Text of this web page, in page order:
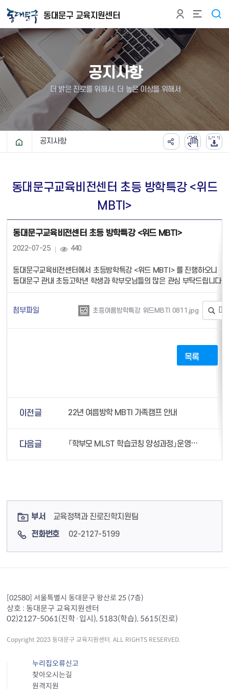
동대문구 교육지원센터
공지사항
더 밝은 진로를 위해서, 더 높은 이상을 위해서
공지사항
동대문구교육비전센터 초등 방학특강 <위드
MBTI>
동대문구교육비전센터 초등 방학특강 <위드 MBTI>
2022-07-25 440
동대문구교육비전센터에서 초등방학특강 <위드 MBTI> 를 진행하오니
동대문구 관내 초등고학년 학생과 학부모님들의 많은 관심 부탁드립니다.
첨부파일 초등여름방학특강 위드MBTI 0811.jpg 미
목록
이전글 22년 여름방학 MBTI 가족캠프 안내
다음글 「학부모 MLST 학습코칭 양성과정」운영 안내
부서
교육정책과 진로진학지원팀
전화번호
02-2127-5199
[02580] 서울특별시 동대문구 왕산로 25 (7층)
상호 : 동대문구 교육지원센터
02)2127-5061(진학·입시), 5183(학습), 5615(진로)
Copyright 2023 동대문구 교육지원센터. ALL RIGHTS RESERVED.
누리집오류신고
찾아오시는길
원격지원